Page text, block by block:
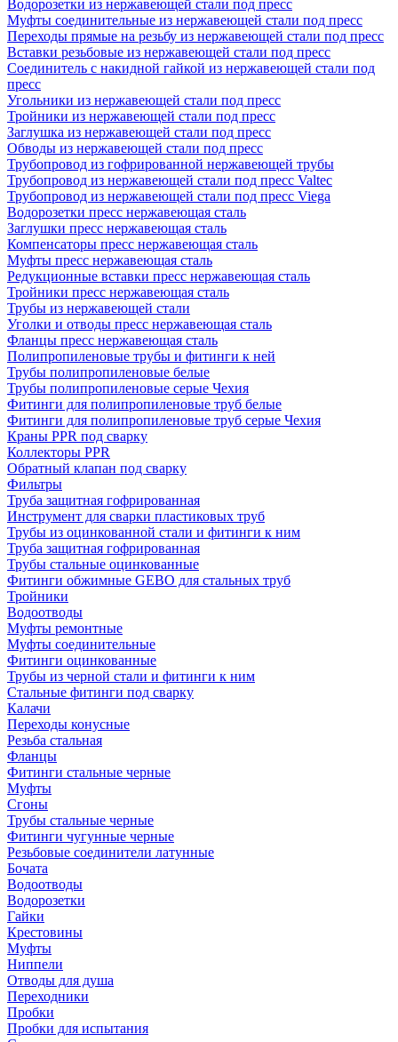
Водорозетки из нержавеющей стали под пресс
Муфты соединительные из нержавеющей стали под пресс
Переходы прямые на резьбу из нержавеющей стали под пресс
Вставки резьбовые из нержавеющей стали под пресс
Соединитель с накидной гайкой из нержавеющей стали под
пресс
Угольники из нержавеющей стали под пресс
Тройники из нержавеющей стали под пресс
Заглушка из нержавеющей стали под пресс
Обводы из нержавеющей стали под пресс
Трубопровод из гофрированной нержавеющей трубы
Трубопровод из нержавеющей стали под пресс Valtec
Трубопровод из нержавеющей стали под пресс Viega
Водорозетки пресс нержавеющая сталь
Заглушки пресс нержавеющая сталь
Компенсаторы пресс нержавеющая сталь
Муфты пресс нержавеющая сталь
Редукционные вставки пресс нержавеющая сталь
Тройники пресс нержавеющая сталь
Трубы из нержавеющей стали
Уголки и отводы пресс нержавеющая сталь
Фланцы пресс нержавеющая сталь
Полипропиленовые трубы и фитинги к ней
Трубы полипропиленовые белые
Трубы полипропиленовые серые Чехия
Фитинги для полипропиленовые труб белые
Фитинги для полипропиленовые труб серые Чехия
Краны PPR под сварку
Коллекторы PPR
Обратный клапан под сварку
Фильтры
Труба защитная гофрированная
Инструмент для сварки пластиковых труб
Трубы из оцинкованной стали и фитинги к ним
Труба защитная гофрированная
Трубы стальные оцинкованные
Фитинги обжимные GEBO для стальных труб
Тройники
Водоотводы
Муфты ремонтные
Муфты соединительные
Фитинги оцинкованные
Трубы из черной стали и фитинги к ним
Стальные фитинги под сварку
Калачи
Переходы конусные
Резьба стальная
Фланцы
Фитинги стальные черные
Муфты
Сгоны
Трубы стальные черные
Фитинги чугунные черные
Резьбовые соединители латунные
Бочата
Водоотводы
Водорозетки
Гайки
Крестовины
Муфты
Ниппели
Отводы для душа
Переходники
Пробки
Пробки для испытания